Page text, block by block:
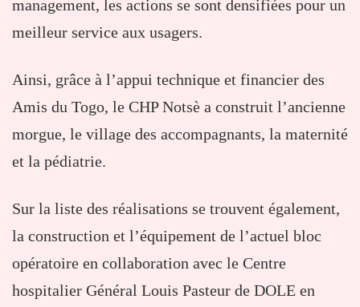
management, les actions se sont densifiées pour un
meilleur service aux usagers.
Ainsi, grâce à l’appui technique et financier des
Amis du Togo, le CHP Notsè a construit l’ancienne
morgue, le village des accompagnants, la maternité
et la pédiatrie.
Sur la liste des réalisations se trouvent également,
la construction et l’équipement de l’actuel bloc
opératoire en collaboration avec le Centre
hospitalier Général Louis Pasteur de DOLE en